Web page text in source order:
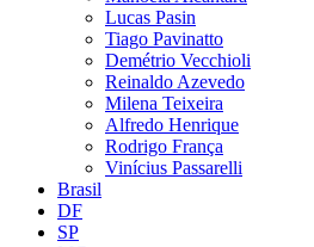
Lucas Pasin
Tiago Pavinatto
Demétrio Vecchioli
Reinaldo Azevedo
Milena Teixeira
Alfredo Henrique
Rodrigo França
Vinícius Passarelli
Brasil
DF
SP